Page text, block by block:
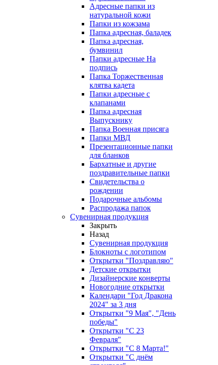
Адресные папки из
натуральной кожи
Папки из кожзама
Папка адресная, баладек
Папка адресная,
бумвинил
Папки адресные На
подпись
Папка Торжественная
клятва кадета
Папки адресные с
клапанами
Папка адресная
Выпускнику
Папка Военная присяга
Папки МВД
Презентационные папки
для бланков
Бархатные и другие
поздравительные папки
Свидетельства о
рождении
Подарочные альбомы
Распродажа папок
Сувенирная продукция
Закрыть
Назад
Сувенирная продукция
Блокноты с логотипом
Открытки "Поздравляю"
Детские открытки
Дизайнерские конверты
Новогодние открытки
Календари "Год Дракона
2024" за 3 дня
Открытки "9 Мая", "День
победы"
Открытки "С 23
Февраля"
Открытки "С 8 Марта!"
Открытки "С днём